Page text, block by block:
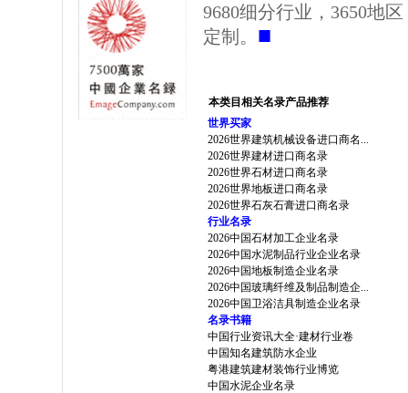
9680细分行业，3650地
定制。 ■
本类目相关名录产品推荐
世界买家
2026世界建筑机械设备进口商名...
2026世界建材进口商名录
2026世界石材进口商名录
2026世界地板进口商名录
2026世界石灰石膏进口商名录
行业名录
2026中国石材加工企业名录
2026中国水泥制品行业企业名录
2026中国地板制造企业名录
2026中国玻璃纤维及制品制造企...
2026中国卫浴洁具制造企业名录
名录书籍
中国行业资讯大全·建材行业卷
中国知名建筑防水企业
粤港建筑建材装饰行业博览
中国水泥企业名录